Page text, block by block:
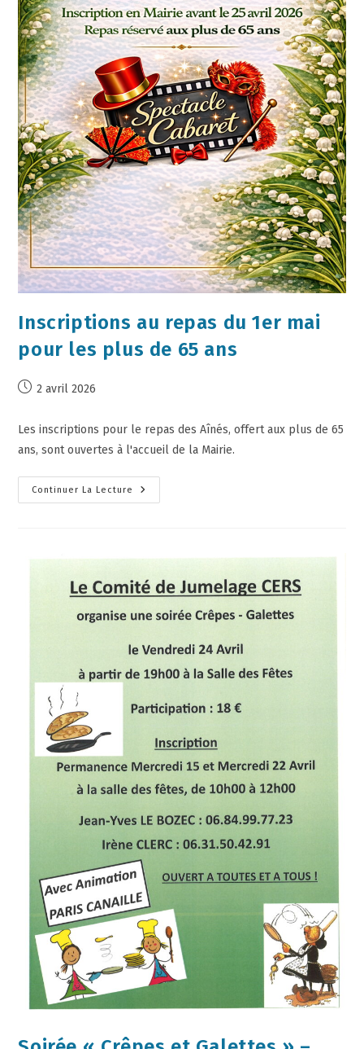
Inscriptions au repas du 1er mai
pour les plus de 65 ans
2 avril 2026
Les inscriptions pour le repas des Aînés, offert aux plus de 65
ans, sont ouvertes à l'accueil de la Mairie.
Continuer La Lecture